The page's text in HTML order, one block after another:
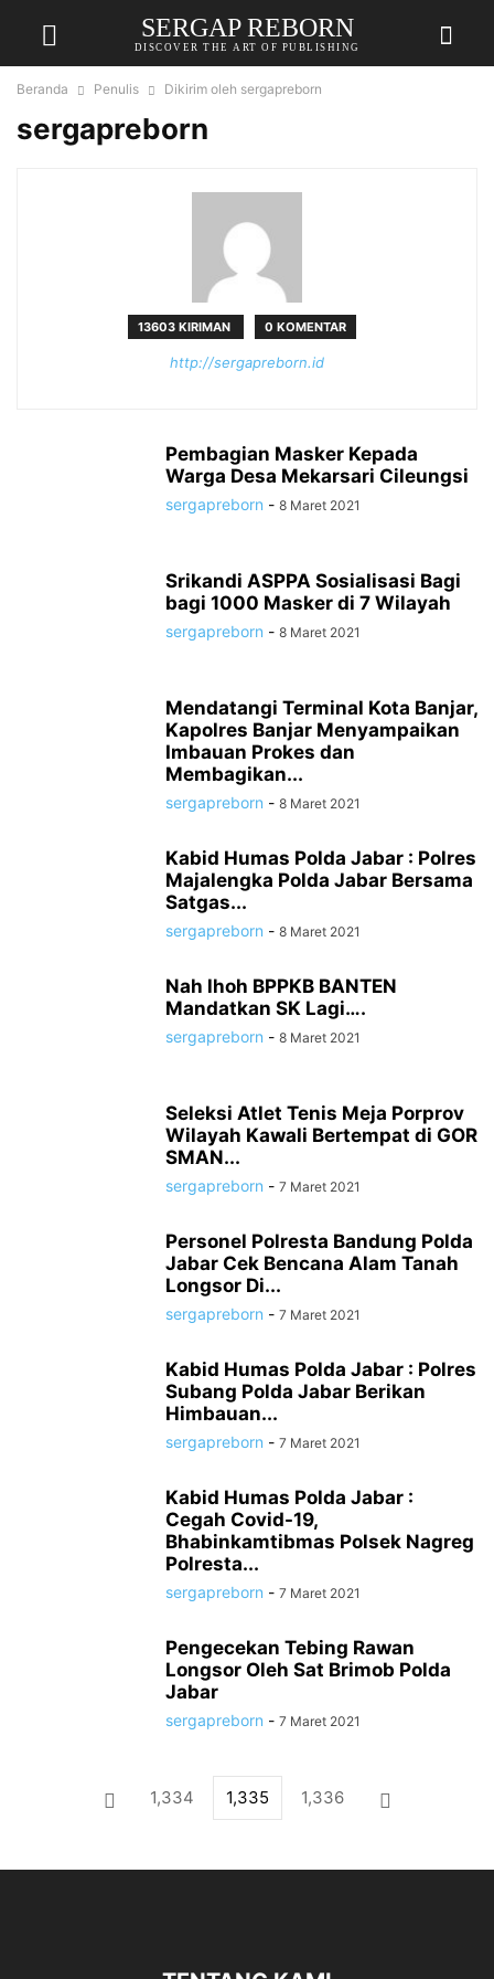
SERGAP REBORN
DISCOVER THE ART OF PUBLISHING
Beranda Penulis Dikirim oleh sergapreborn
sergapreborn
13603 KIRIMAN 0 KOMENTAR
http://sergapreborn.id
Pembagian Masker Kepada
Warga Desa Mekarsari Cileungsi
sergapreborn - 8 Maret 2021
Srikandi ASPPA Sosialisasi Bagi
bagi 1000 Masker di 7 Wilayah
sergapreborn - 8 Maret 2021
Mendatangi Terminal Kota Banjar,
Kapolres Banjar Menyampaikan
Imbauan Prokes dan
Membagikan...
sergapreborn - 8 Maret 2021
Kabid Humas Polda Jabar : Polres
Majalengka Polda Jabar Bersama
Satgas...
sergapreborn - 8 Maret 2021
Nah lhoh BPPKB BANTEN
Mandatkan SK Lagi….
sergapreborn - 8 Maret 2021
Seleksi Atlet Tenis Meja Porprov
Wilayah Kawali Bertempat di GOR
SMAN...
sergapreborn - 7 Maret 2021
Personel Polresta Bandung Polda
Jabar Cek Bencana Alam Tanah
Longsor Di...
sergapreborn - 7 Maret 2021
Kabid Humas Polda Jabar : Polres
Subang Polda Jabar Berikan
Himbauan...
sergapreborn - 7 Maret 2021
Kabid Humas Polda Jabar :
Cegah Covid-19,
Bhabinkamtibmas Polsek Nagreg
Polresta...
sergapreborn - 7 Maret 2021
Pengecekan Tebing Rawan
Longsor Oleh Sat Brimob Polda
Jabar
sergapreborn - 7 Maret 2021
1,334 1,335 1,336